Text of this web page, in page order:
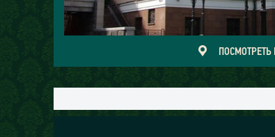
ПОСМОТРЕТЬ